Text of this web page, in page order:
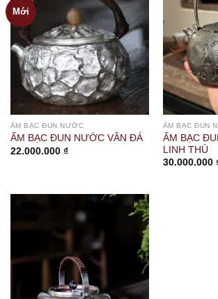
Mới
ẤM BẠC ĐUN NƯỚC
ẤM BẠC ĐUN NƯỚC VÂN ĐÁ
22.000.000 ₫
ẤM BẠC ĐUN
ẤM BẠC
LINH THÚ
30.000.000